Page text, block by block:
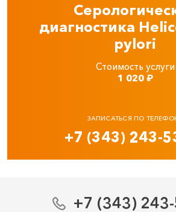
диагностика
pylori
Стоимость услуги
1 020₽
ЗАПИСАТЬСЯ ПО
+7 (343) 243-
+7 (343)